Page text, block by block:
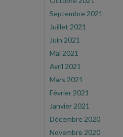
Septembre 2021
Juillet 2021
Juin 2021
Mai 2021
Avril 2021
Mars 2021
Février 2021
Janvier 2021
Décembre 2020
Novembre 2020